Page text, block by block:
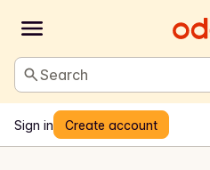
Search
Sign in Create account